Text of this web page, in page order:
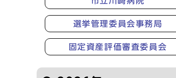
選挙管理委員会事務局
固定資産評価審査委員会